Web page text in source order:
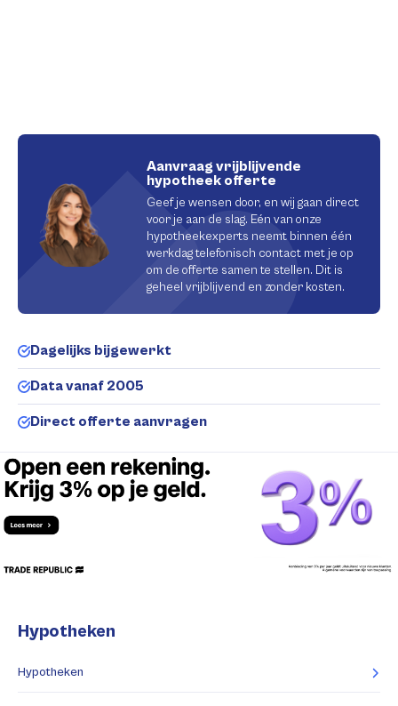
Aanvraag vrijblijvende
hypotheek offerte
Geef je wensen door, en wij gaan direct
voor je aan de slag. Eén van onze
hypotheekexperts neemt binnen één
werkdag telefonisch contact met je op
om de offerte samen te stellen. Dit is
geheel vrijblijvend en zonder kosten.
Dagelijks bijgewerkt
Data vanaf 2005
Direct offerte aanvragen
Hypotheken
Hypotheken